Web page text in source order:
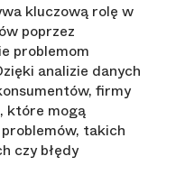
kluczową rolę w
poprzez
problemom
analizie danych
firmy
które mogą
takich
czy błędy